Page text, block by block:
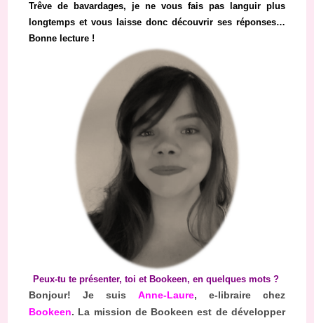
Trêve de bavardages, je ne vous fais pas languir plus
longtemps et vous laisse donc découvrir ses réponses…
Bonne lecture !
Peux-tu te présenter, toi et Bookeen, en quelques mots ?
Bonjour! Je suis Anne-Laure, e-libraire chez
Bookeen. La mission de Bookeen est de développer